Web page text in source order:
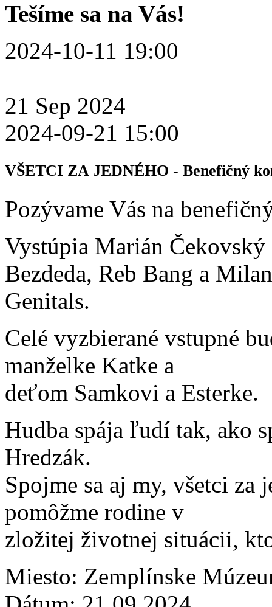
Tešíme sa na Vás!
2024-10-11 19:00
21 Sep 2024
2024-09-21 15:00
VŠETCI ZA JEDNÉHO - Benefičný
Pozývame Vás na
Vystúpia Marián
Bezdeda, Reb Bang a
Genitals.
Celé vyzbierané vstupné
manželke Katke a
deťom Samkovi a Esterke.
Hudba spája ľudí tak, ako
Hredzák.
Spojme sa aj my, všetci za
pomôžme rodine v
zložitej životnej situácii,
Miesto: Zemplínske